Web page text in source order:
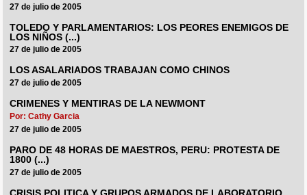
27 de julio de 2005
TOLEDO Y PARLAMENTARIOS: LOS PEORES ENEMIGOS DE
LOS NIÑOS (...)
27 de julio de 2005
LOS ASALARIADOS TRABAJAN COMO CHINOS
27 de julio de 2005
CRIMENES Y MENTIRAS DE LA NEWMONT
Por: Cathy Garcia
27 de julio de 2005
PARO DE 48 HORAS DE MAESTROS, PERU: PROTESTA DE
1800 (...)
27 de julio de 2005